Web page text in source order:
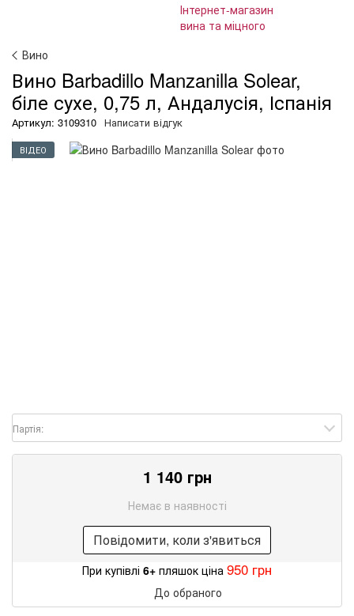
Вино
Вино Barbadillo Manzanilla Solear,
біле сухе, 0,75 л, Андалусія, Іспанія
Артикул: 3109310 Написати відгук
ВІДЕО
Партія:
1 140 грн
Немає в наявності
Повідомити, коли з'явиться
При купівлі 6+ пляшок ціна 950 грн
До обраного